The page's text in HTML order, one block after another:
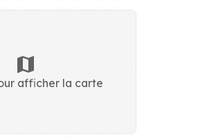
afficher la carte